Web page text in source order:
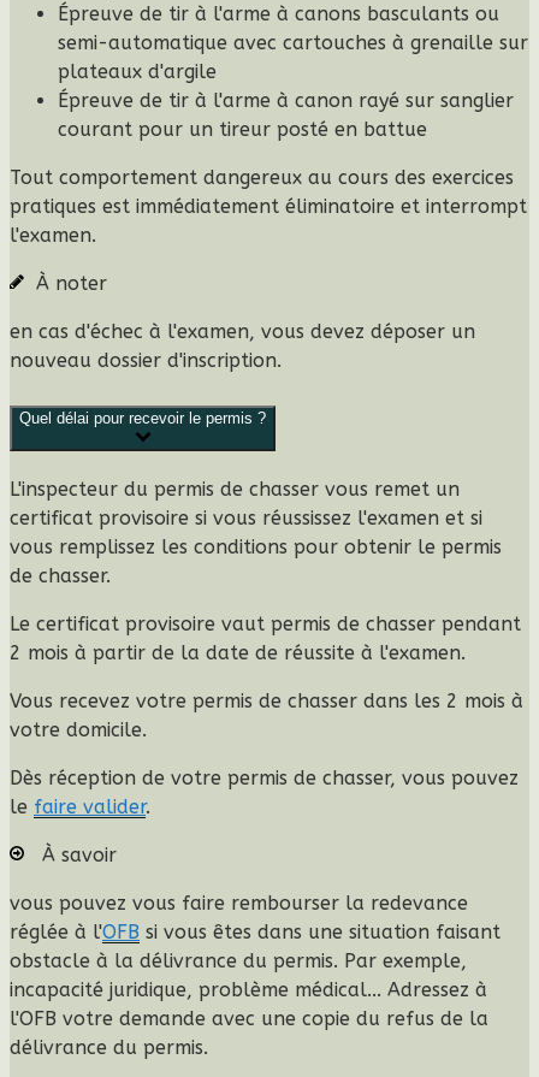
Épreuve de tir à l'arme à canons basculants ou
semi-automatique avec cartouches à grenaille sur
plateaux d'argile
Épreuve de tir à l'arme à canon rayé sur sanglier
courant pour un tireur posté en battue
Tout comportement dangereux au cours des exercices
pratiques est immédiatement éliminatoire et interrompt
l'examen.
À noter
en cas d'échec à l'examen, vous devez déposer un
nouveau dossier d'inscription.
Quel délai pour recevoir le permis ?
L'inspecteur du permis de chasser vous remet un
certificat provisoire si vous réussissez l'examen et si
vous remplissez les conditions pour obtenir le permis
de chasser.
Le certificat provisoire vaut permis de chasser pendant
2 mois à partir de la date de réussite à l'examen.
Vous recevez votre permis de chasser dans les 2 mois à
votre domicile.
Dès réception de votre permis de chasser, vous pouvez
le faire valider.
À savoir
vous pouvez vous faire rembourser la redevance
réglée à l'OFB si vous êtes dans une situation faisant
obstacle à la délivrance du permis. Par exemple,
incapacité juridique, problème médical... Adressez à
l'OFB votre demande avec une copie du refus de la
délivrance du permis.